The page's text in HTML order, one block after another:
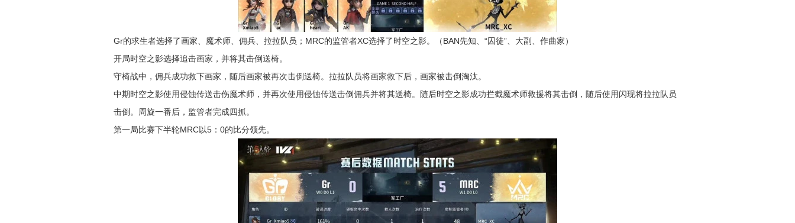
Gr的求生者选择了画家、魔术师、佣兵、拉拉队员；MRC的监管者XC选择了时空之影。（BAN先知、“囚徒”、大副、作曲家）
开局时空之影选择追击画家，并将其击倒送椅。
守椅战中，佣兵成功救下画家，随后画家被再次击倒送椅。拉拉队员将画家救下后，画家被击倒淘汰。
中期时空之影使用侵蚀传送击伤魔术师，并再次使用侵蚀传送击倒佣兵并将其送椅。随后时空之影成功拦截魔术师救援将其击倒，随后使用闪现将拉拉队员
击倒。周旋一番后，监管者完成四抓。
第一局比赛下半轮MRC以5：0的比分领先。